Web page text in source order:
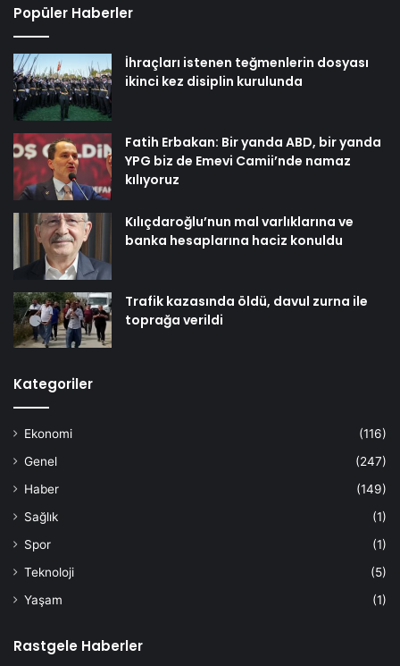
Popüler Haberler
İhraçları istenen teğmenlerin dosyası
ikinci kez disiplin kurulunda
Fatih Erbakan: Bir yanda ABD, bir yanda
YPG biz de Emevi Camii’nde namaz
kılıyoruz
Kılıçdaroğlu’nun mal varlıklarına ve
banka hesaplarına haciz konuldu
Trafik kazasında öldü, davul zurna ile
toprağa verildi
Kategoriler
Ekonomi
(116)
Genel
(247)
Haber
(149)
Sağlık
(1)
Spor
(1)
Teknoloji
(5)
Yaşam
(1)
Rastgele Haberler